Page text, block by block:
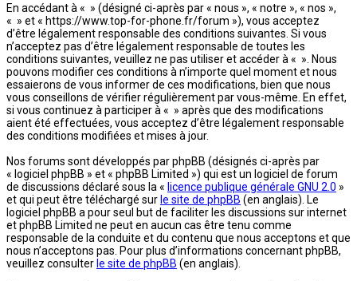
En accédant à « » (désigné ci-après par « nous », « notre », « nos »,
« » et « https://www.top-for-phone.fr/forum »), vous acceptez
d’être légalement responsable des conditions suivantes. Si vous
n’acceptez pas d’être légalement responsable de toutes les
conditions suivantes, veuillez ne pas utiliser et accéder à « ». Nous
pouvons modifier ces conditions à n’importe quel moment et nous
essaierons de vous informer de ces modifications, bien que nous
vous conseillons de vérifier régulièrement par vous-même. En effet,
si vous continuez à participer à « » après que des modifications
aient été effectuées, vous acceptez d’être légalement responsable
des conditions modifiées et mises à jour.
Nos forums sont développés par phpBB (désignés ci-après par
« logiciel phpBB » et « phpBB Limited ») qui est un logiciel de forum
de discussions déclaré sous la « licence publique générale GNU 2.0 »
et qui peut être téléchargé sur le site de phpBB (en anglais). Le
logiciel phpBB a pour seul but de faciliter les discussions sur internet
et phpBB Limited ne peut en aucun cas être tenu comme
responsable de la conduite et du contenu que nous acceptons et que
nous n’acceptons pas. Pour plus d’informations concernant phpBB,
veuillez consulter le site de phpBB (en anglais).